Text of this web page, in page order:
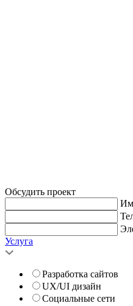
Обсудить проект
Услуга
Разработка сайтов
UX/UI дизайн
Социальные сети